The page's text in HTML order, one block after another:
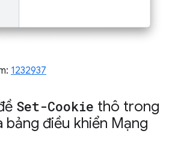
1232937
Set-Cookie thô trong
bảng điều khiển Mạng